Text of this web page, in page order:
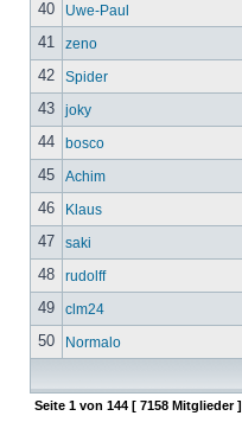
40 Uwe-Paul
41 zeno
42 Spider
43 joky
44 bosco
45 Achim
46 Klaus
47 saki
48 rudolff
49 clm24
50 Normalo
Seite 1 von 144 [ 7158 Mitglieder ]